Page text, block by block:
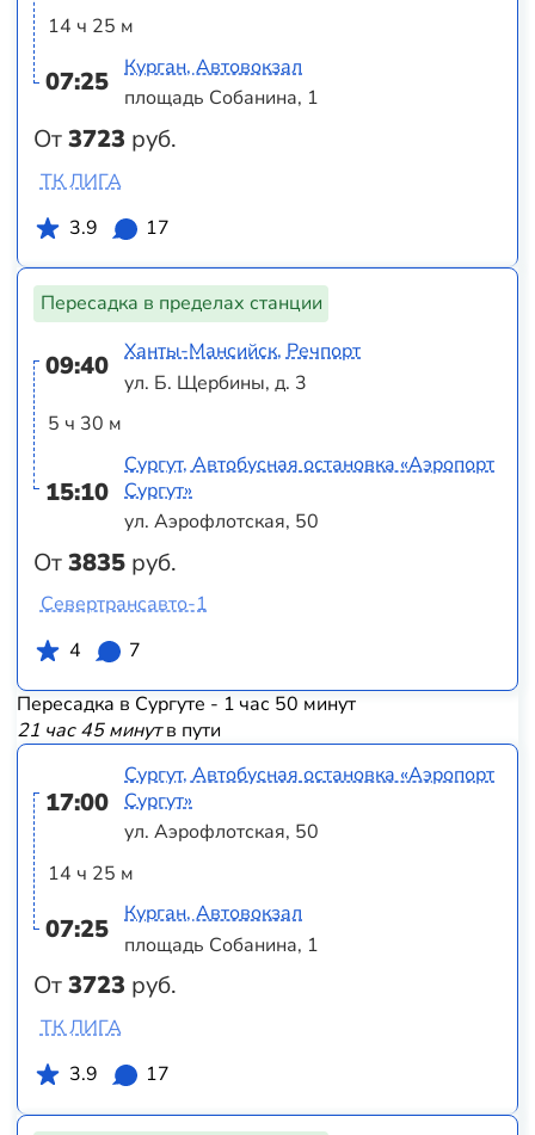
14 ч 25 м
07:25
От3723 руб.
Курган, Автовокзал
площадь Собанина, 1
ТК ЛИГА
3.9
17
Пересадка в пределах станции
09:40
5 ч 30 м
15:10
От3835 руб.
Ханты-Мансийск, Речпорт
ул. Б. Щербины, д. 3
Сургут, Автобусная остановка «Аэропорт
Сургут»
ул. Аэрофлотская, 50
Севертрансавто-1
4
7
Пересадка в Сургуте - 1 час 50 минут
21 час 45 минутв пути
17:00
14 ч 25 м
07:25
От3723 руб.
Сургут, Автобусная остановка «Аэропорт
Сургут»
ул. Аэрофлотская, 50
Курган, Автовокзал
площадь Собанина, 1
ТК ЛИГА
3.9
17